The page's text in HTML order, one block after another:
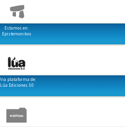
Estamos en:
Epistemonikos
plataforma de:
Lúa Ediciones 3.0